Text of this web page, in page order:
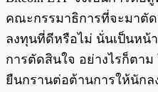
คณะกรรมาธิการที่จะมาตัด
ลงทุนที่ดีหรือไม่ นั่นเป็นหน้
การตัดสินใจ อย่างไรก็ตา
ยืนกรานต่อต้านการให้นักล